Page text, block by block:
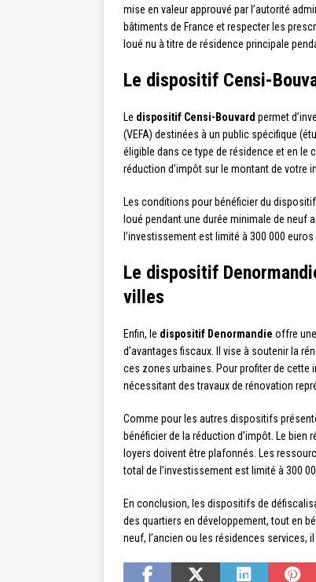
mise en valeur approuvé par l’autorité
bâtiments de France et respecter les
loué nu à titre de résidence principale
Le dispositif Censi-
Le dispositif Censi-Bouvard permet
(VEFA) destinées à un public spécifique
éligible dans ce type de résidence et en le
réduction d’impôt sur le montant de votre
Les conditions pour bénéficier du
loué pendant une durée minimale de neuf
l’investissement est limité à 300 000
Le dispositif
villes
Enfin, le dispositif Denormandie offre
d’avantages fiscaux. Il vise à soutenir la
ces zones urbaines. Pour profiter de cette
nécessitant des travaux de rénovation
Comme pour les autres dispositifs
bénéficier de la réduction d’impôt. Le
loyers doivent être plafonnés. Les
total de l’investissement est limité à 300
En conclusion, les dispositifs de
des quartiers en développement, tout en
neuf, l’ancien ou les résidences services,